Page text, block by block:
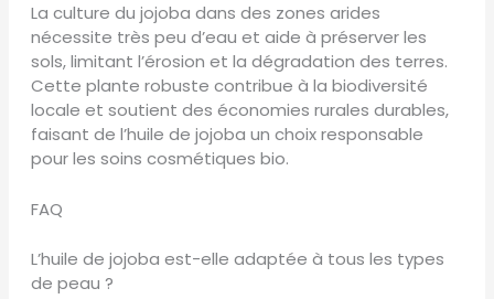
La culture du jojoba dans des zones arides
nécessite très peu d’eau et aide à préserver les
sols, limitant l’érosion et la dégradation des terres.
Cette plante robuste contribue à la biodiversité
locale et soutient des économies rurales durables,
faisant de l’huile de jojoba un choix responsable
pour les soins cosmétiques bio.
FAQ
L’huile de jojoba est-elle adaptée à tous les types
de peau ?